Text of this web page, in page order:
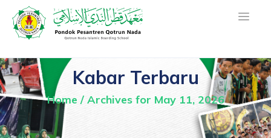
Kabar Terbaru
Home / Archives for May 11, 2026